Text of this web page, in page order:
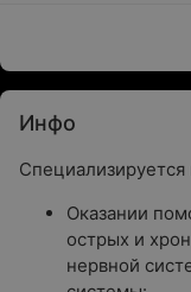
Инфо
Специализируется
Оказании
острых и
нервной